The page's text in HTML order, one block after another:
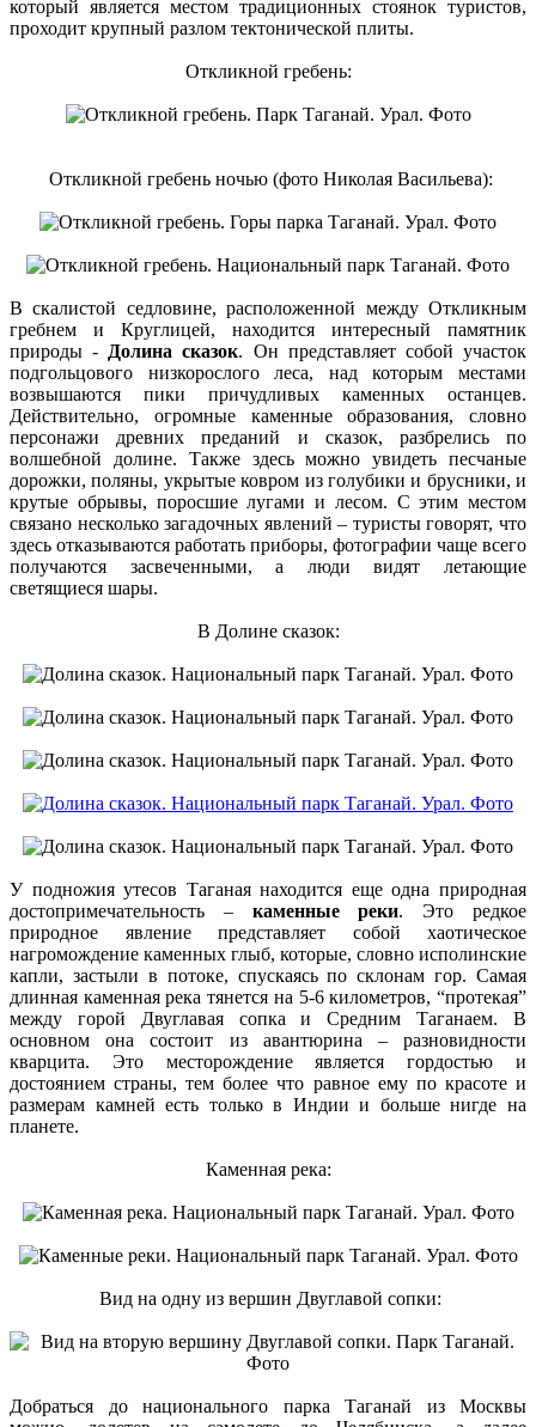
который является местом традиционных стоянок туристов,
проходит крупный разлом тектонической плиты.
Откликной гребень:
Откликной гребень ночью (фото Николая Васильева):
В скалистой седловине, расположенной между Откликным
гребнем и Круглицей, находится интересный памятник
природы - Долина сказок. Он представляет собой участок
подгольцового низкорослого леса, над которым местами
возвышаются пики причудливых каменных останцев.
Действительно, огромные каменные образования, словно
персонажи древних преданий и сказок, разбрелись по
волшебной долине. Также здесь можно увидеть песчаные
дорожки, поляны, укрытые ковром из голубики и брусники, и
крутые обрывы, поросшие лугами и лесом. С этим местом
связано несколько загадочных явлений – туристы говорят, что
здесь отказываются работать приборы, фотографии чаще всего
получаются засвеченными, а люди видят летающие
светящиеся шары.
В Долине сказок:
У подножия утесов Таганая находится еще одна природная
достопримечательность – каменные реки. Это редкое
природное явление представляет собой хаотическое
нагромождение каменных глыб, которые, словно исполинские
капли, застыли в потоке, спускаясь по склонам гор. Самая
длинная каменная река тянется на 5-6 километров, “протекая”
между горой Двуглавая сопка и Средним Таганаем. В
основном она состоит из авантюрина – разновидности
кварцита. Это месторождение является гордостью и
достоянием страны, тем более что равное ему по красоте и
размерам камней есть только в Индии и больше нигде на
планете.
Каменная река:
Вид на одну из вершин Двуглавой сопки:
Добраться до национального парка Таганай из Москвы